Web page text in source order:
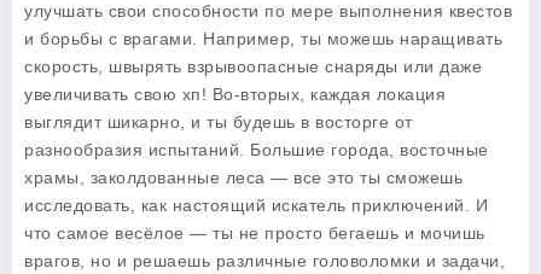
улучшать свои способности по мере выполнения квестов
и борьбы с врагами. Например, ты можешь наращивать
скорость, швырять взрывоопасные снаряды или даже
увеличивать свою хп! Во-вторых, каждая локация
выглядит шикарно, и ты будешь в восторге от
разнообразия испытаний. Большие города, восточные
храмы, заколдованные леса — все это ты сможешь
исследовать, как настоящий искатель приключений. И
что самое весёлое — ты не просто бегаешь и мочишь
врагов, но и решаешь различные головоломки и задачи,